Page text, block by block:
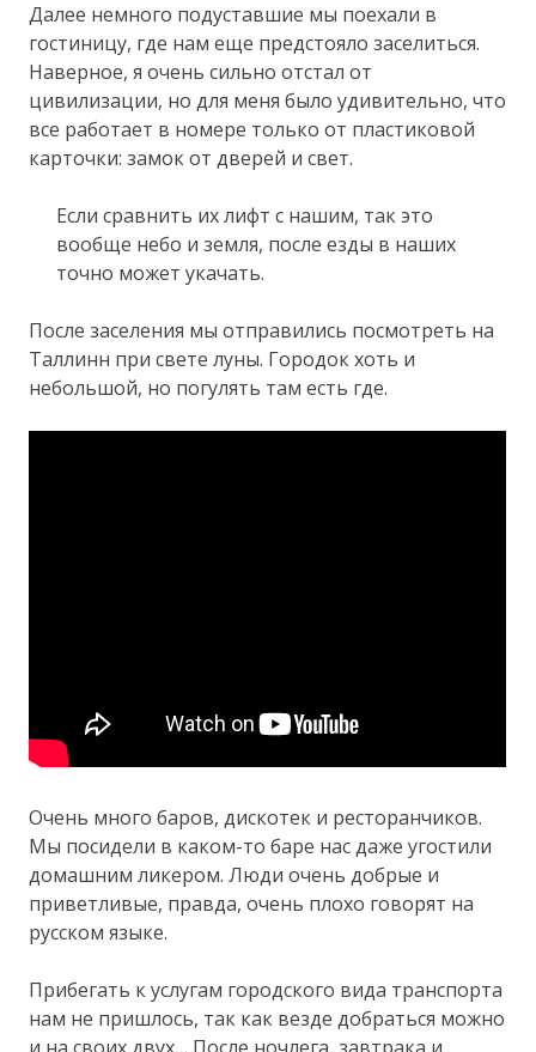
Далее немного подуставшие мы поехали в
гостиницу, где нам еще предстояло заселиться.
Наверное, я очень сильно отстал от
цивилизации, но для меня было удивительно, что
все работает в номере только от пластиковой
карточки: замок от дверей и свет.
Если сравнить их лифт с нашим, так это
вообще небо и земля, после езды в наших
точно может укачать.
После заселения мы отправились посмотреть на
Таллинн при свете луны. Городок хоть и
небольшой, но погулять там есть где.
Очень много баров, дискотек и ресторанчиков.
Мы посидели в каком-то баре нас даже угостили
домашним ликером. Люди очень добрые и
приветливые, правда, очень плохо говорят на
русском языке.
Прибегать к услугам городского вида транспорта
нам не пришлось, так как везде добраться можно